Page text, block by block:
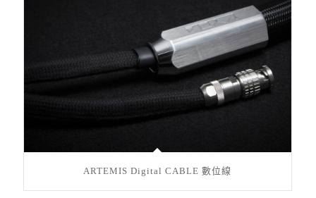
ARTEMIS Digital CABLE 數位線